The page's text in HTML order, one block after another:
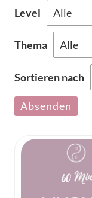
Level
Thema
Sortieren nach
Absenden